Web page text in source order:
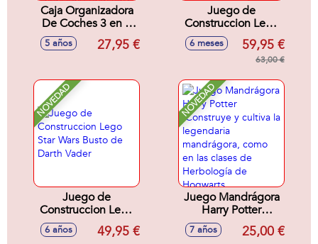
Caja Organizadora
De Coches 3 en 1
Wheels.Transformacion
zona de juego.
Capacidad para
mas de 200
coches.
5 años 27,95 €
Juego de
Construccion Lego
Pokémon Eevee
6 meses 59,95 €
63,00 €
NOVEDAD
Juego de
Construccion Lego
Star Wars Busto de
Darth Vader
6 años 49,95 €
NOVEDAD
Juego Mandrágora
Harry Potter
.Construye y cultiva
la legendaria
7 años 25,00 €